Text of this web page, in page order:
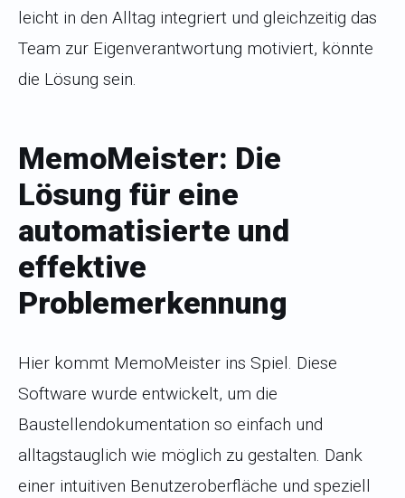
leicht in den Alltag integriert und gleichzeitig das
Team zur Eigenverantwortung motiviert, könnte
die Lösung sein.
MemoMeister: Die
Lösung für eine
automatisierte und
effektive
Problemerkennung
Hier kommt MemoMeister ins Spiel. Diese
Software wurde entwickelt, um die
Baustellendokumentation so einfach und
alltagstauglich wie möglich zu gestalten. Dank
einer intuitiven Benutzeroberfläche und speziell